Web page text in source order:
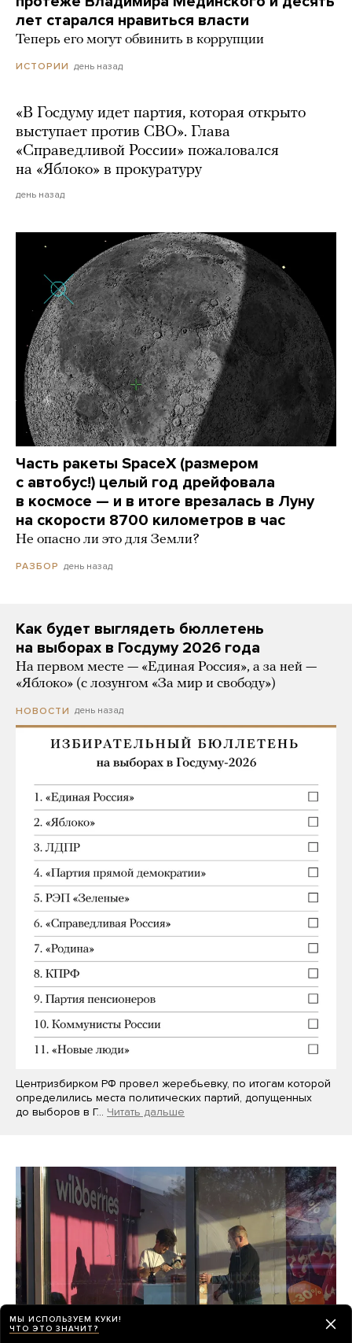
лет старался нравиться власти
Теперь его могут обвинить в коррупции
ИСТОРИИ день назад
«В Госдуму идет партия, которая открыто
выступает против СВО». Глава
«Справедливой России» пожаловался
на «Яблоко» в прокуратуру
день назад
Часть ракеты SpaceX (размером
с автобус!) целый год дрейфовала
в космосе — и в итоге врезалась в Луну
на скорости 8700 километров в час
Не опасно ли это для Земли?
РАЗБОР день назад
Как будет выглядеть бюллетень
на выборах в Госдуму 2026 года
На первом месте — «Единая Россия», а за ней —
«Яблоко» (с лозунгом «За мир и свободу»)
НОВОСТИ день назад
Центризбирком РФ провел жеребьевку, по итогам которой
определились места политических партий, допущенных
до выборов в Г… Читать дальше
МЫ ИСПОЛЬЗУЕМ КУКИ!
ЧТО ЭТО ЗНАЧИТ?